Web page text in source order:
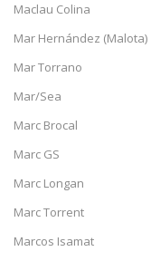
Maclau Colina
Mar Hernández (Malota)
Mar Torrano
Mar/Sea
Marc Brocal
Marc GS
Marc Longan
Marc Torrent
Marcos Isamat